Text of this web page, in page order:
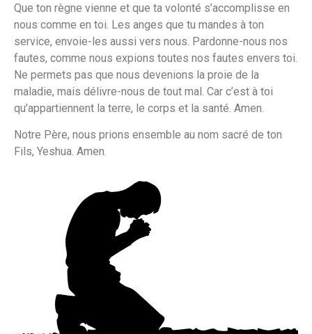
Que ton règne vienne et que ta volonté s’accomplisse en
nous comme en toi. Les anges que tu mandes à ton
service, envoie-les aussi vers nous. Pardonne-nous nos
fautes, comme nous expions toutes nos fautes envers toi.
Ne permets pas que nous devenions la proie de la
maladie, mais délivre-nous de tout mal. Car c’est à toi
qu’appartiennent la terre, le corps et la santé. Amen.
Notre Père, nous prions ensemble au nom sacré de ton
Fils, Yeshua. Amen.